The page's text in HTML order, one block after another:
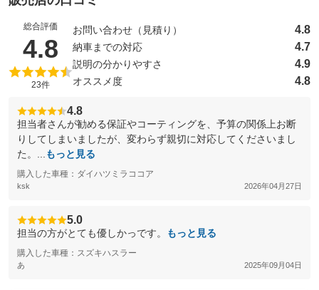
総合評価
4.8 （5点満点中）
23件
お問い合わせ（見積り） 4.8
納車までの対応 4.7
説明の分かりやすさ 4.9
オススメ度 4.8
4.8
担当者さんが勧める保証やコーティングを、予算の関係上お断
りしてしまいましたが、変わらず親切に対応してくださいまし
た。...
もっと見る
購入した車種：ダイハツミラココア
ksk 2026年04月27日
5.0
担当の方がとても優しかっです。 もっと見る
購入した車種：スズキハスラー
あ 2025年09月04日